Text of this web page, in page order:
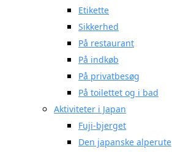
Etikette
Sikkerhed
På restaurant
På indkøb
På privatbesøg
På toilettet og i bad
Aktiviteter i Japan
Fuji-bjerget
Den japanske alperute